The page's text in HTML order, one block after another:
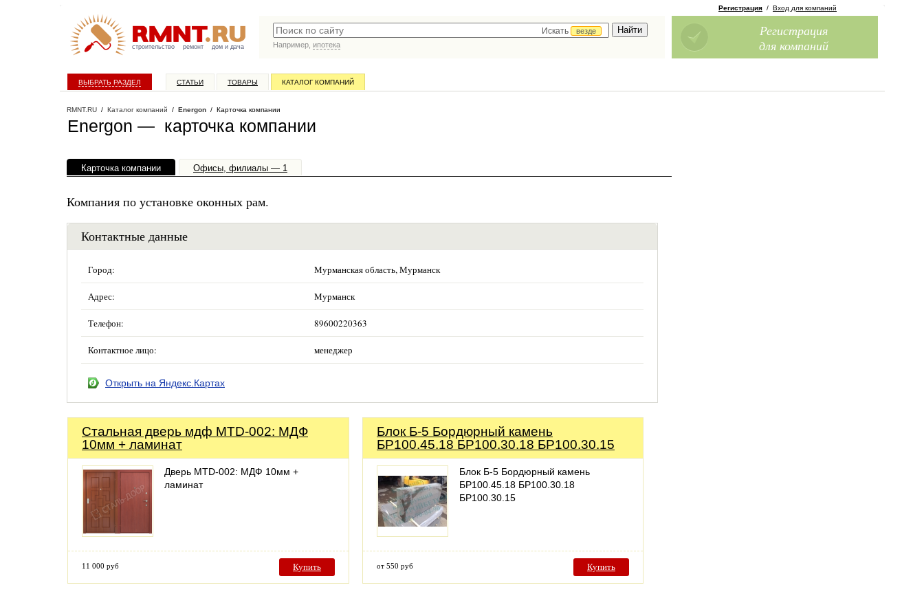
строительство ремонт дом и дача
Искать
везде
Например, ипотека
Регистрация / Вход для компаний
Регистрация
для компаний
ВЫБРАТЬ РАЗДЕЛ СТАТЬИ ТОВАРЫ КАТАЛОГ КОМПАНИЙ
RMNT.RU / Каталог компаний / Energon / Карточка компании
Energon — карточка компании
Карточка компании Офисы, филиалы — 1
Компания по установке оконных рам.
Контактные данные
Город: Мурманская область, Мурманск
Адрес: Мурманск
Телефон: 89600220363
Контактное лицо: менеджер
Открыть на Яндекс.Картах
Стальная дверь мдф MTD-002: МДФ
10мм + ламинат
Дверь MTD-002: МДФ 10мм +
ламинат
11 000 руб Купить
Блок Б-5 Бордюрный камень
БР100.45.18 БР100.30.18 БР100.30.15
Блок Б-5 Бордюрный камень
БР100.45.18 БР100.30.18
БР100.30.15
от 550 руб Купить